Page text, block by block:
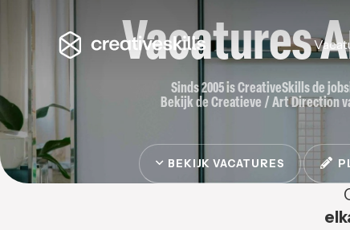
Vacatures
Sinds 2005 is CreativeSkills de
Bekijk de Creatieve / Art Direction
BEKIJK VACATURES